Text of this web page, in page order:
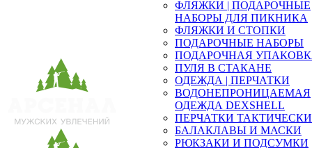
ФЛЯЖКИ | ПОДАРОЧНЫЕ
НАБОРЫ ДЛЯ ПИКНИКА
ФЛЯЖКИ И СТОПКИ
ПОДАРОЧНЫЕ НАБОРЫ
ПОДАРОЧНАЯ
ПУЛЯ В СТАКАНЕ
ОДЕЖДА | ПЕРЧАТКИ
ВОДОНЕПРОНИЦАЕМАЯ
ОДЕЖДА DEXSHELL
ПЕРЧАТКИ
БАЛАКЛАВЫ И МАСКИ
РЮКЗАКИ И ПОДСУМКИ